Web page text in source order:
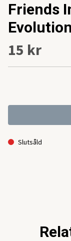
Friends
15 kr
Slutsåld